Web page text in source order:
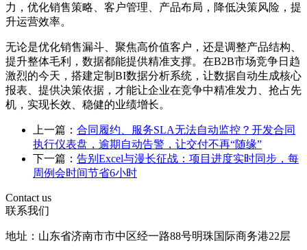
力，优化销售策略、客户管理、产品布局，降低决策风险，提
升运营效率。
无论是优化销售漏斗、聚焦高价值客户，还是调整产品结构、
提升整体毛利，数据都能提供精准支撑。在B2B市场竞争日趋
激烈的今天，搭建定制BI数据分析系统，让数据自动生成核心
报表、提供决策依据，才能让企业在竞争中精准发力、抢占先
机，实现长效、稳健的业绩增长。
上一篇： 合同履约、服务SLA无法自动监控？开发合同
执行仪表盘，逾期自动告警，让交付不再“随缘”
下一篇： 告别Excel与漫长征战：项目进度实时同步，每
周例会时间节省6小时
Contact us
联系我们
地址：山东省济南市市中区经一路88号明珠国际商务港22层